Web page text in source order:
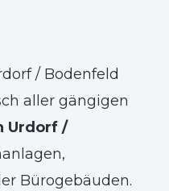
/ Bodenfeld
aller gängigen
Urdorf /
Bürogebäuden.